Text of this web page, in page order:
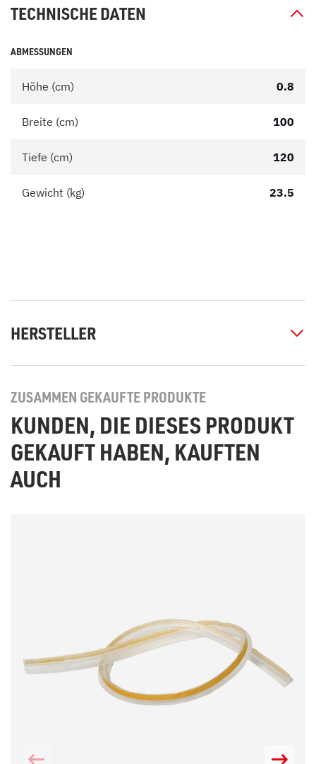
TECHNISCHE DATEN
ABMESSUNGEN
Höhe (cm) 0.8
Breite (cm) 100
Tiefe (cm) 120
Gewicht (kg) 23.5
HERSTELLER
ZUSAMMEN GEKAUFTE PRODUKTE
KUNDEN, DIE DIESES PRODUKT
GEKAUFT HABEN, KAUFTEN
AUCH